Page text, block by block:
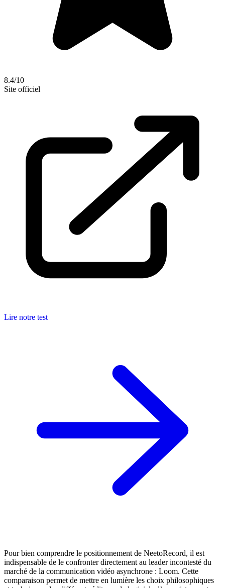
8.4/10
Site officiel
Lire notre test
Pour bien comprendre le positionnement de NeetoRecord, il est
indispensable de le confronter directement au leader incontesté du
marché de la communication vidéo asynchrone : Loom. Cette
comparaison permet de mettre en lumière les choix philosophiques